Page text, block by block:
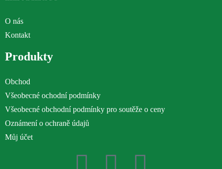
O nás
Kontakt
Produkty
Obchod
Všeobecné ochodní podmínky
Všeobecné obchodní podmínky pro soutěže o ceny
Oznámení o ochraně údajů
Můj účet